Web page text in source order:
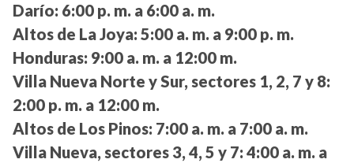
Darío: 6:00 p. m. a 6:00 a. m.
Altos de La Joya: 5:00 a. m. a 9:00 p. m.
Honduras: 9:00 a. m. a 12:00 m.
Villa Nueva Norte y Sur, sectores 1, 2, 7 y 8:
2:00 p. m. a 12:00 m.
Altos de Los Pinos: 7:00 a. m. a 7:00 a. m.
Villa Nueva, sectores 3, 4, 5 y 7: 4:00 a. m. a